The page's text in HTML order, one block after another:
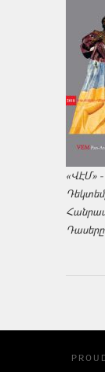
«ՎԷՄ»